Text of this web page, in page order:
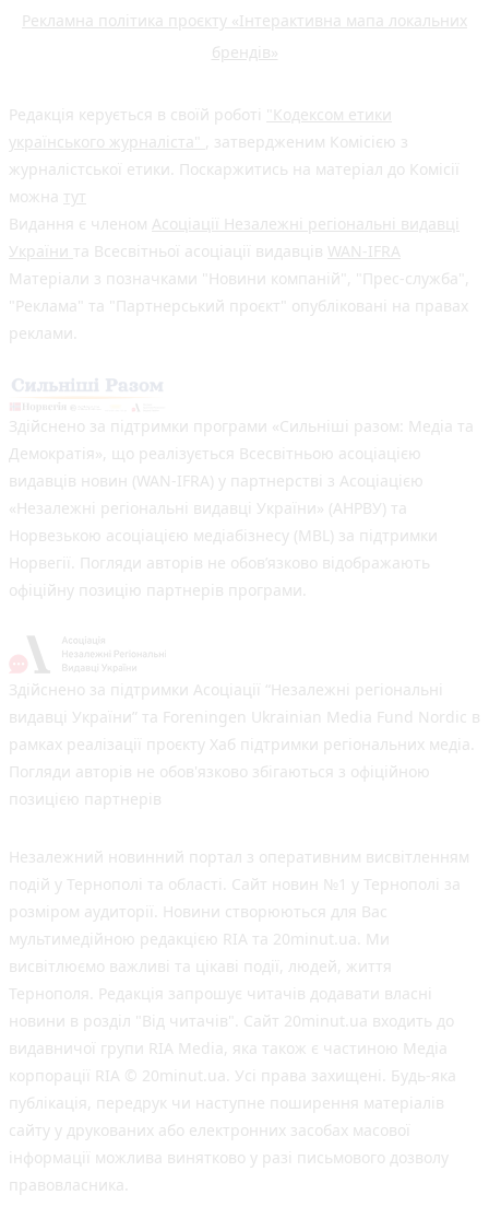
Рекламна політика проєкту «Інтерактивна мапа локальних
брендів»
Редакція керується в своїй роботі "Кодексом етики
українського журналіста"
, затвердженим Комісією з
журналістської етики. Поскаржитись на матеріал до Комісії
можна тут
Видання є членом Асоціації Незалежні регіональні видавці
України та Всесвітньої асоціації видавців WAN-IFRA
Матеріали з позначками "Новини компаній", "Прес-служба",
"Реклама" та "Партнерський проєкт" опубліковані на правах
реклами.
Здійснено за підтримки програми «Сильніші разом: Медіа та
Демократія», що реалізується Всесвітньою асоціацією
видавців новин (WAN-IFRA) у партнерстві з Асоціацією
«Незалежні регіональні видавці України» (АНРВУ) та
Норвезькою асоціацією медіабізнесу (MBL) за підтримки
Норвегії. Погляди авторів не обов’язково відображають
офіційну позицію партнерів програми.
Здійснено за підтримки Асоціації “Незалежні регіональні
видавці України” та Foreningen Ukrainian Media Fund Nordic в
рамках реалізації проєкту Хаб підтримки регіональних медіа.
Погляди авторів не обов'язково збігаються з офіційною
позицією партнерів
Незалежний новинний портал з оперативним висвітленням
подій у Тернополі та області. Сайт новин №1 у Тернополі за
розміром аудиторії. Новини створюються для Вас
мультимедійною редакцією RIA та 20minut.ua. Ми
висвітлюємо важливі та цікаві події, людей, життя
Тернополя. Редакція запрошує читачів додавати власні
новини в розділ "Від читачів". Сайт 20minut.ua входить до
видавничої групи RIA Media, яка також є частиною Медіа
корпорації RIA © 20minut.ua. Усі права захищені. Будь-яка
публiкацiя, передрук чи наступне поширення матеріалів
сайту у друкованих або електронних засобах масової
інформації можлива винятково у разі письмового дозволу
правовласника.